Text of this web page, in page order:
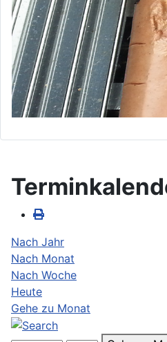
Nach Jahr
Nach Monat
Nach Woche
Heute
Gehe zu Monat